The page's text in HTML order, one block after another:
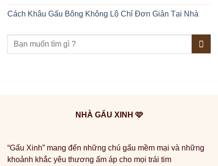
Cách Khâu Gấu Bông Không Lộ Chỉ Đơn Giản Tại Nhà
NHÀ GẤU XINH 🩷
“Gấu Xinh” mang đến những chú gấu mềm mại và những
khoảnh khắc yêu thương ấm áp cho mọi trái tim